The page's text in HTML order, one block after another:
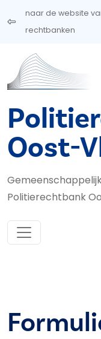
Overslaan en naar de
naar de website
rechtbanken
Oost-
Politierechtbank